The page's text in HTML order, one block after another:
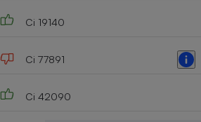
Ci 19140
Ci 77891
Ci 42090